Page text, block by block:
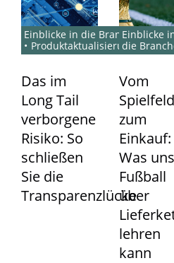
Einblicke in die Branche
Produktaktualisierungen
Das im
Long Tail
verborgene
Risiko: So
schließen
Sie die
Transparenzlücke
Einblicke
die
Vom
Spielfeld
zum
Einkauf:
Was uns
Fußball
über
lehren
kann